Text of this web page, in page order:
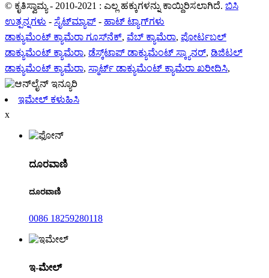
© ಕೃತಿಸ್ವಾಮ್ಯ - 2010-2021 : ಎಲ್ಲ ಹಕ್ಕುಗಳನ್ನು ಕಾಯ್ದಿರಿಸಲಾಗಿದೆ. ಬಿಸಿ
ಉತ್ಪನ್ನಗಳು - ಸೈಟ್‌ಮ್ಯಾಪ್ - ಹಾಟ್ ಟ್ಯಾಗ್‌ಗಳು
ಡಾಕ್ಯುಮೆಂಟ್ ಕ್ಯಾಮೆರಾ ಗೂಸ್‌ನೆಕ್, ವೆಬ್ ಕ್ಯಾಮೆರಾ, ಪೋರ್ಟಬಲ್
ಡಾಕ್ಯುಮೆಂಟ್ ಕ್ಯಾಮೆರಾ, ಡೆಸ್ಕ್‌ಟಾಪ್ ಡಾಕ್ಯುಮೆಂಟ್ ಸ್ಕ್ಯಾನರ್, ಡಿಜಿಟಲ್
ಡಾಕ್ಯುಮೆಂಟ್ ಕ್ಯಾಮೆರಾ, ಸ್ಮಾರ್ಟ್ ಡಾಕ್ಯುಮೆಂಟ್ ಕ್ಯಾಮೆರಾ ಖರೀದಿಸಿ,
ಇಮೇಲ್ ಕಳುಹಿಸಿ
x
ದೂರವಾಣಿ
ದೂರವಾಣಿ
0086 18259280118
ಇ-ಮೇಲ್